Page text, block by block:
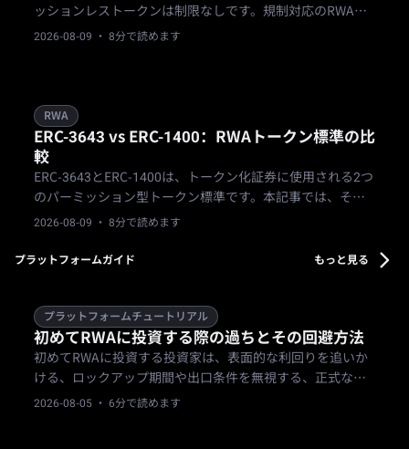
ッションレストークンは制限なしです。規制対応のRWA証
券では、発行体が保有者を管理できるパーミッションド標
2026-08-09 · 8分で読めます
RWA
ERC-3643 vs ERC-1400：RWAトークン標準の比
較
ERC-3643とERC-1400は、トークン化証券に使用される2つ
のパーミッション型トークン標準です。本記事では、それ
らの一般的な設計思想を概念レベルで比較します。
2026-08-09 · 8分で読めます
プラットフォームガイド もっと見る
プラットフォームチュートリアル
初めてRWAに投資する際の過ちとその回避方法
初めてRWAに投資する投資家は、表面的な利回りを追いか
ける、ロックアップ期間や出口条件を無視する、正式な書
類を読み飛ばす、最初の資金を一つの商品に集中させる、
2026-08-05 · 6分で読めます